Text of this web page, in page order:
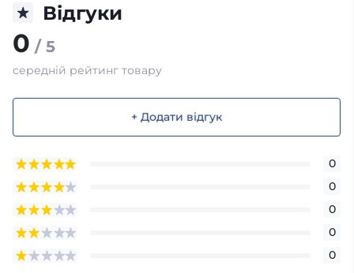
Відгуки
0 / 5
середній рейтинг товару
+ Додати відгук
0
0
0
0
0